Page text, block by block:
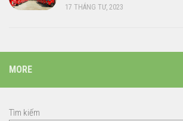
17 THÁNG TƯ, 2023
MORE
Tìm kiếm